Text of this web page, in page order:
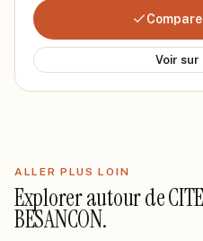
Voir
ALLER PLUS LOIN
Explorer autour de
BESANCON.